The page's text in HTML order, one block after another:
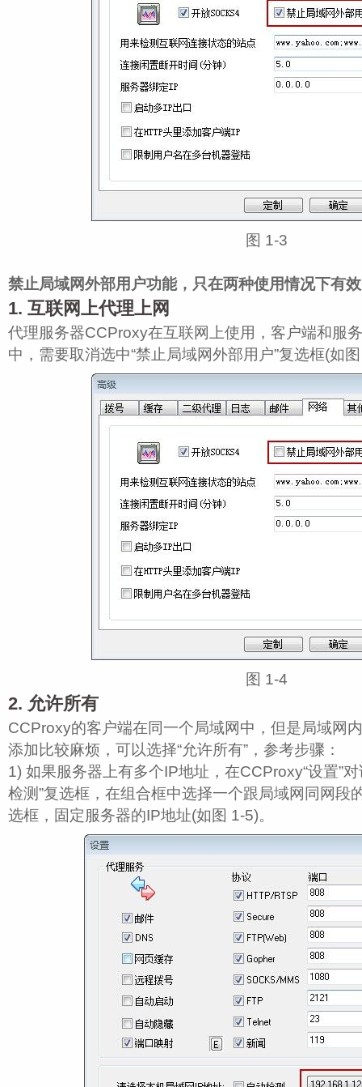
图 1‑3
禁止局域网外部用户功能，只在两种使用情况下有
1. 互联网上代理上网
代理服务器CCProxy在互联网上使用，客户端和服
中，需要取消选中“禁止局域网外部用户”复选框(如
图 1‑4
2. 允许所有
CCProxy的客户端在同一个局域网中，但是局域网
添加比较麻烦，可以选择“允许所有”，参考步骤：
1) 如果服务器上有多个IP地址，在CCProxy“设置”
检测”复选框，在组合框中选择一个跟局域网同网段
选框，固定服务器的IP地址(如图 1‑5)。